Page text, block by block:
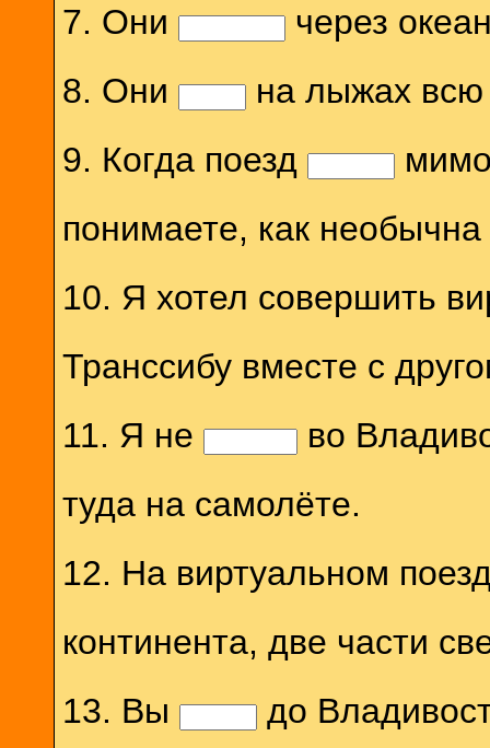
7. Они
через
8. Они
на лыжах всю
9. Когда поезд
мимо
понимаете, как
10. Я хотел совершить
Транссибу вместе с
11. Я не
во
туда на самолёте.
12. На виртуальном
континента, две части
13. Вы
до